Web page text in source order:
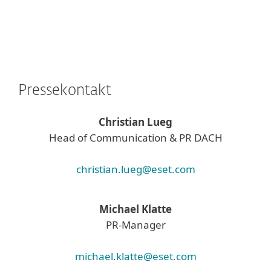
Pressekontakt
Christian Lueg
Head of Communication & PR DACH
christian.lueg@eset.com
Michael Klatte
PR-Manager
michael.klatte@eset.com